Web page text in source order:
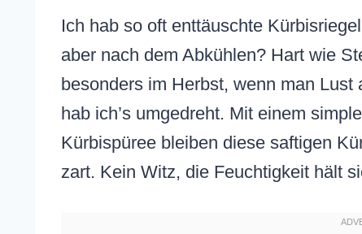
Ich hab so oft enttäuschte
aber nach dem Abkühlen? Hart wie
besonders im Herbst, wenn man
hab ich’s umgedreht. Mit einem
Kürbispüree bleiben diese saftigen
zart. Kein Witz, die Feuchtigkeit hält